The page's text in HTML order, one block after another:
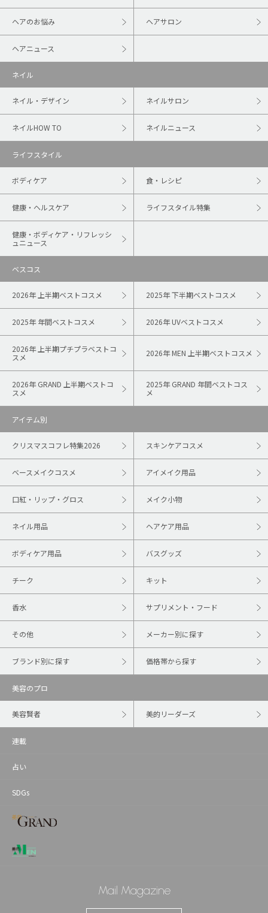
ヘアのお悩み ヘアサロン
ヘアニュース
ネイル
ネイル・デザイン ネイルサロン
ネイルHOW TO ネイルニュース
ライフスタイル
ボディケア 食・レシピ
健康・ヘルスケア ライフスタイル特集
健康・ボディケア・リフレッシ
ュニュース
ベスコス
2026年 上半期ベストコスメ 2025年 下半期ベストコスメ
2025年 年間ベストコスメ 2026年 UVベストコスメ
2026年 上半期プチプラベストコ
スメ
2026年 MEN 上半期ベストコスメ
2026年 GRAND 上半期ベストコ
スメ
2025年 GRAND 年間ベストコス
メ
アイテム別
クリスマスコフレ特集2026 スキンケアコスメ
ベースメイクコスメ アイメイク用品
口紅・リップ・グロス メイク小物
ネイル用品 ヘアケア用品
ボディケア用品 バスグッズ
チーク キット
香水 サプリメント・フード
その他 メーカー別に探す
ブランド別に探す 価格帯から探す
美容のプロ
美容賢者 美的リーダーズ
連載
占い
SDGs
Mail Magazine